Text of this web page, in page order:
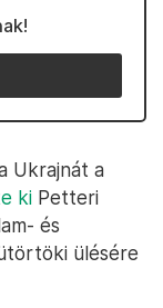
Ukrajnát a
ki Petteri
és
ülésére